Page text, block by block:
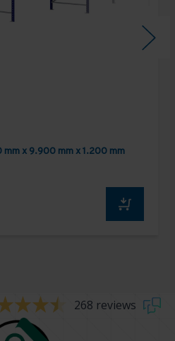
x 9.900 mm x 1.200 mm
268 reviews